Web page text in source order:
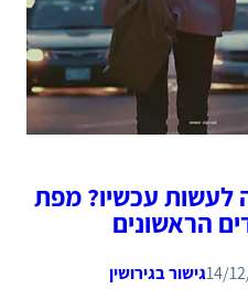
לעשות עכשיו? מפת
הראשונים
14/גישור בגירושין